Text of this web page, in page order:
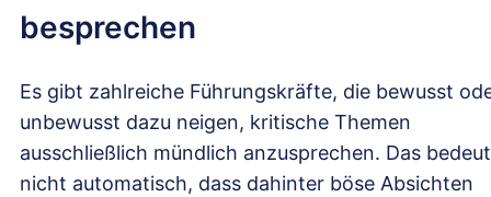
besprechen
Es gibt zahlreiche Führungskräfte, die bewusst
unbewusst dazu neigen, kritische Themen
ausschließlich mündlich anzusprechen. Das
nicht automatisch, dass dahinter böse Absichten